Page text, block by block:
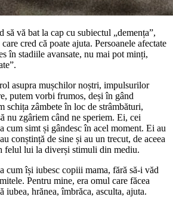
să vă bat la cap cu subiectul „demența”,
cred că poate ajuta. Persoanele afectate
în stadiile avansate, nu mai pot minți,
asupra mușchilor noștri, impulsurilor
putem vorbi frumos, deși în gând
schița zâmbete în loc de strâmbături,
nu zgâriem când ne speriem. Ei, cei
cum simt și gândesc în acel moment. Ei au
conștință de sine și au un trecut, de aceea
felul lui la diverși stimuli din mediu.
cum își iubesc copiii mama, fără să-i văd
Pentru mine, era omul care făcea
iubea, hrănea, îmbrăca, asculta, ajuta.